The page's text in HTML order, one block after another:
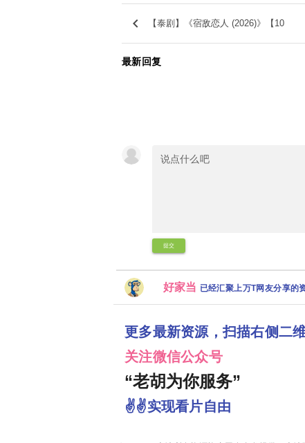
keyboard_arrow_left 【泰剧】《宿敌恋人 (2026)》【10
最新回复
提交
好家当 已经汇聚上万T网友分享的
更多最新资源，扫描右侧二
关注微信公众号
“老胡为你服务”
✌✌实现看片自由